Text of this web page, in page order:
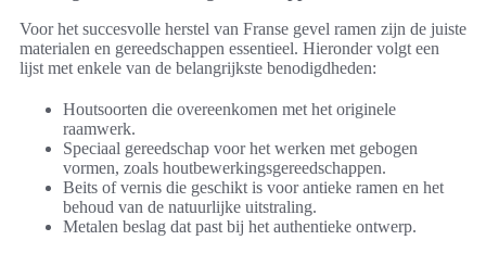
Voor het succesvolle herstel van Franse gevel ramen zijn de juiste
materialen en gereedschappen essentieel. Hieronder volgt een
lijst met enkele van de belangrijkste benodigdheden:
Houtsoorten die overeenkomen met het originele
raamwerk.
Speciaal gereedschap voor het werken met gebogen
vormen, zoals houtbewerkingsgereedschappen.
Beits of vernis die geschikt is voor antieke ramen en het
behoud van de natuurlijke uitstraling.
Metalen beslag dat past bij het authentieke ontwerp.